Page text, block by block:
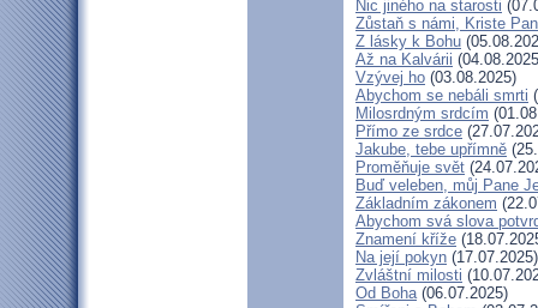
Nic jiného na starosti
Zůstaň s námi, Kriste
Z lásky k Bohu
Až na Kalvárii
Vzývej ho (03.08.2025)
Abychom se nebáli smrti
Milosrdným srdcím
Přímo ze srdce
Jakube, tebe upřímně
Proměňuje svět
Buď veleben, můj Pane
Základním zákonem
Abychom svá slova
Znamení kříže
Na její pokyn (17.07.2025)
Zvláštní milosti
Od Boha(06.07.2025)